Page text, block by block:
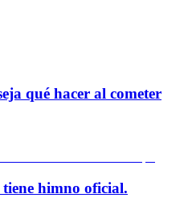
qué hacer al cometer
himno oficial.